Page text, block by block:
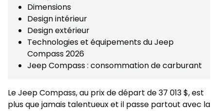
Dimensions
Design intérieur
Design extérieur
Technologies et équipements du Jeep
Compass 2026
Jeep Compass : consommation de carburant
Le Jeep Compass, au prix de départ de 37 013 $, est
plus que jamais talentueux et il passe partout avec la